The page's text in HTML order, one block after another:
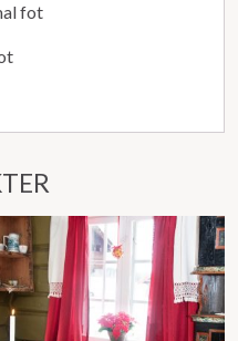
fot